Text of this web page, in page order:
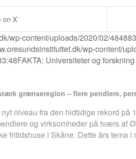
on X
wp-content/uploads/2020/02/
wp-content/
FAKTA: Universiteter og
grænseregion – flere pendlere,
niveau fra den hidtidige rekord
og virksomheder på tværs af
fritidshuse i Skåne. Dette års